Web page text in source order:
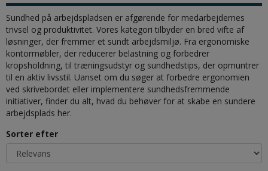
Sundhed på arbejdspladsen er afgørende for medarbejdernes
trivsel og produktivitet. Vores kategori tilbyder en bred vifte af
løsninger, der fremmer et sundt arbejdsmiljø. Fra ergonomiske
kontormøbler, der reducerer belastning og forbedrer
kropsholdning, til træningsudstyr og sundhedstips, der opmuntrer
til en aktiv livsstil. Uanset om du søger at forbedre ergonomien
ved skrivebordet eller implementere sundhedsfremmende
initiativer, finder du alt, hvad du behøver for at skabe en sundere
arbejdsplads her.
Sorter efter